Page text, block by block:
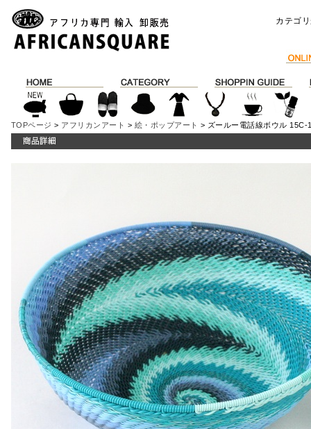
カテゴ
TOPページ > アフリカンアート > 絵・ポップアート > ズールー電話線ボウル 15C-